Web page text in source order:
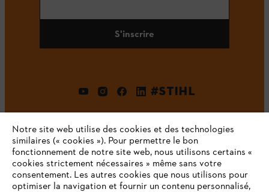
S'inscrire
#STIHL
Notre site web utilise des cookies et des technologies
similaires (« cookies »). Pour permettre le bon
fonctionnement de notre site web, nous utilisons certains «
cookies strictement nécessaires » même sans votre
consentement. Les autres cookies que nous utilisons pour
optimiser la navigation et fournir un contenu personnalisé,